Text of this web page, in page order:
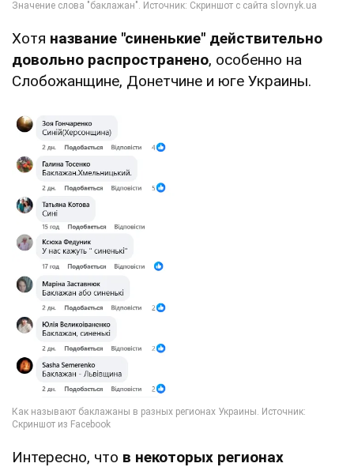
Хотя название "синенькие" действительно
довольно распространено, особенно на
Слобожанщине, Донетчине и юге Украины.
Интересно, что в некоторых регионах